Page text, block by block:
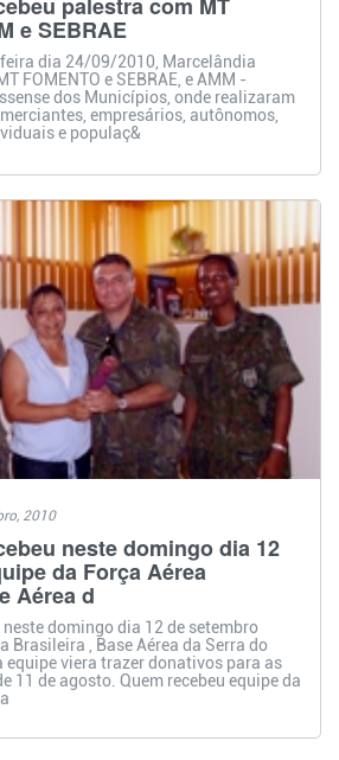
palestra com MT
e SEBRAE
dia 24/09/2010, Marcelândia
FOMENTO e SEBRAE, e AMM -
dos Municípios, onde realizaram
empresários, autônomos,
e populaç&
2010
neste domingo dia 12
da Força Aérea
Aérea d
domingo dia 12 de setembro
Brasileira , Base Aérea da Serra do
equipe viera trazer donativos para as
11 de agosto. Quem recebeu equipe da